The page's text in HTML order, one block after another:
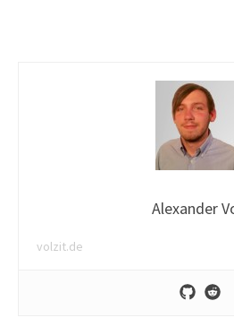
Alexander
volzit.de